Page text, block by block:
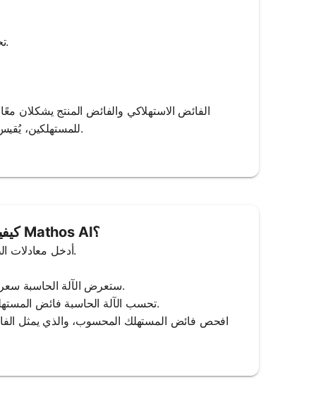
تحتاج إلى المعادلات أو النقاط لمنحنيات العرض والطلب، وسعر التوازن والكمية.
الفائض الاستهلاكي والفائض المنتج يشكلان
للمستهلكين، يُقيس الفائض المنتج الفائدة للمُنتجين. كلاهما ضروري لفهم كفاءة السوق والرفاهية.
كيفية استخدام حاسبة فائض المستهلك من Mathos AI؟
1. Input Demand and Supply Equations: أدخل معادلات الطلب والعرض في الآلة الحاسبة.
3. View Equilibrium Point: ستعرض الآلة الحاسبة سعر وكمية التوازن حيث يتساوى العرض مع الطلب.
4. Calculate Consumer Surplus: تحسب الآلة الحاسبة فائض المستهلك بناءً على منحنى الطلب وسعر التوازن.